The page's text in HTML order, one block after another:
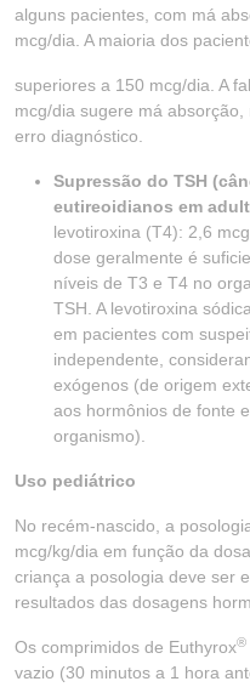
alguns pacientes, com má
mcg/dia. A maioria dos
superiores a 150 mcg/dia. A
mcg/dia sugere má
erro diagnóstico.
Supressão do TSH
eutireoidianos em
levotiroxina (T4): 2,6
dose geralmente é
níveis de T3 e T4 no
TSH. A levotiroxina
em pacientes com
independente,
exógenos (de origem
aos hormônios de fonte
organismo).
Uso pediátrico
No recém-nascido, a
mcg/kg/dia em função da
criança a posologia deve ser
resultados das dosagens
Os comprimidos de Euthyrox®
vazio (30 minutos a 1 hora